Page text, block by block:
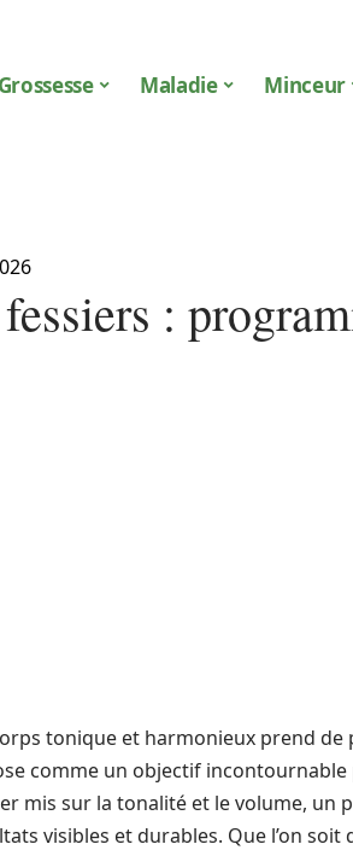
Grossesse Maladie Minceur
:
tonique et harmonieux prend de
comme un objectif
mis sur la tonalité et le volume, un
visibles et durables. Que l’on